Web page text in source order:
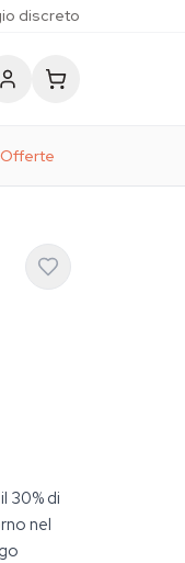
discreto
Offerte
30% di
nel